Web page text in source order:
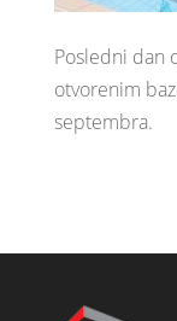
Posledni dan
otvorenim
septembra.